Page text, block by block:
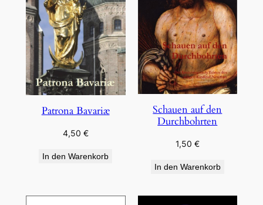
Patrona Bavariæ
4,50 €
In den Warenkorb
Schauen auf den
Durchbohrten
1,50 €
In den Warenkorb